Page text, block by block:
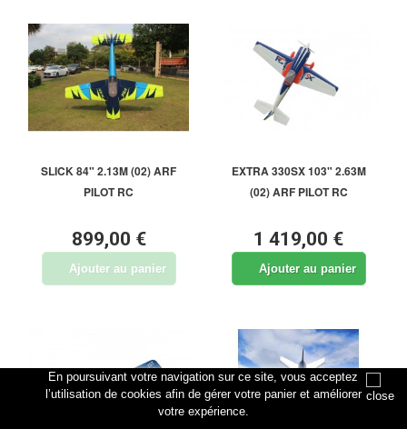
En poursuivant votre navigation sur ce site, vous acceptez
l’utilisation de cookies afin de gérer votre panier et améliorer
votre expérience.
SLICK 84" 2.13M (02) ARF
PILOT RC
899,00 €
Ajouter au panier
EXTRA 330SX 103" 2.63M
(02) ARF PILOT RC
1 419,00 €
Ajouter au panier